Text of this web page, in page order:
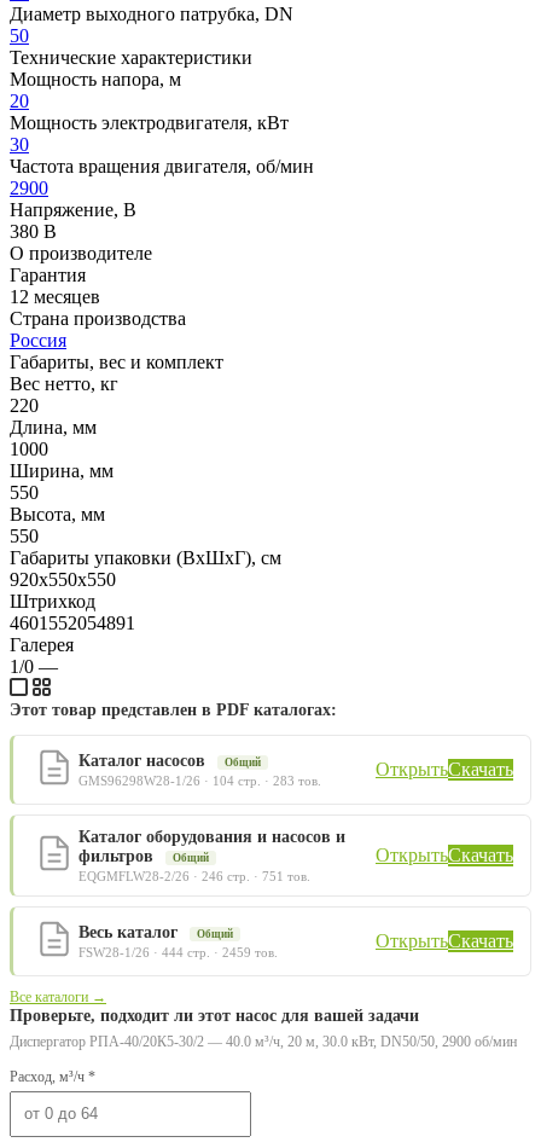
Диаметр выходного патрубка, DN
50
Технические характеристики
Мощность напора, м
20
Мощность электродвигателя, кВт
30
Частота вращения двигателя, об/мин
2900
Напряжение, В
380 В
О производителе
Гарантия
12 месяцев
Страна производства
Россия
Габариты, вес и комплект
Вес нетто, кг
220
Длина, мм
1000
Ширина, мм
550
Высота, мм
550
Габариты упаковки (ВхШхГ), см
920х550х550
Штрихкод
4601552054891
Галерея
1/0 —
Этот товар представлен в PDF каталогах:
Каталог насосов Общий
GMS96298W28-1/26 · 104 стр. · 283 тов.
ОткрытьСкачать
Каталог оборудования и насосов и
фильтров
Общий
EQGMFLW28-2/26 · 246 стр. · 751 тов.
ОткрытьСкачать
Весь каталог Общий
FSW28-1/26 · 444 стр. · 2459 тов.
ОткрытьСкачать
Все каталоги →
Проверьте, подходит ли этот насос для вашей задачи
Диспергатор РПА-40/20К5-30/2 — 40.0 м³/ч, 20 м, 30.0 кВт, DN50/50, 2900 об/мин
Расход, м³/ч *